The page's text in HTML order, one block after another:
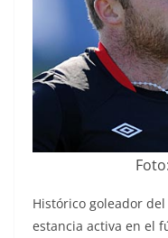
Histórico goleador
estancia activa en el